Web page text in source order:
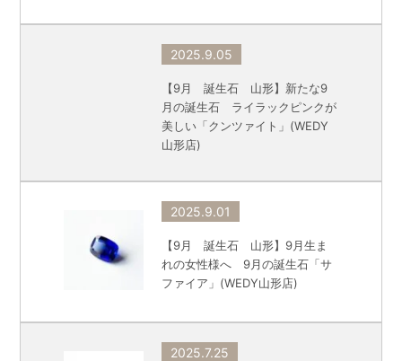
2025.9.05
【9月 誕生石 山形】新たな9
月の誕生石 ライラックピンクが
美しい「クンツァイト」(WEDY
山形店)
2025.9.01
【9月 誕生石 山形】9月生ま
れの女性様へ 9月の誕生石「サ
ファイア」(WEDY山形店)
2025.7.25